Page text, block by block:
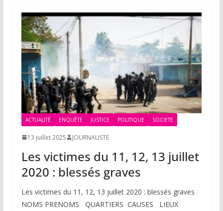
ACTUALITÉ ENQUÊTE JUSTICE POLITIQUE SOCIETE
13 juillet 2025 JOURNALISTE
Les victimes du 11, 12, 13 juillet
2020 : blessés graves
Les victimes du 11, 12, 13 juillet 2020 : blessés graves
NOMS PRENOMS QUARTIERS CAUSES LIEUX